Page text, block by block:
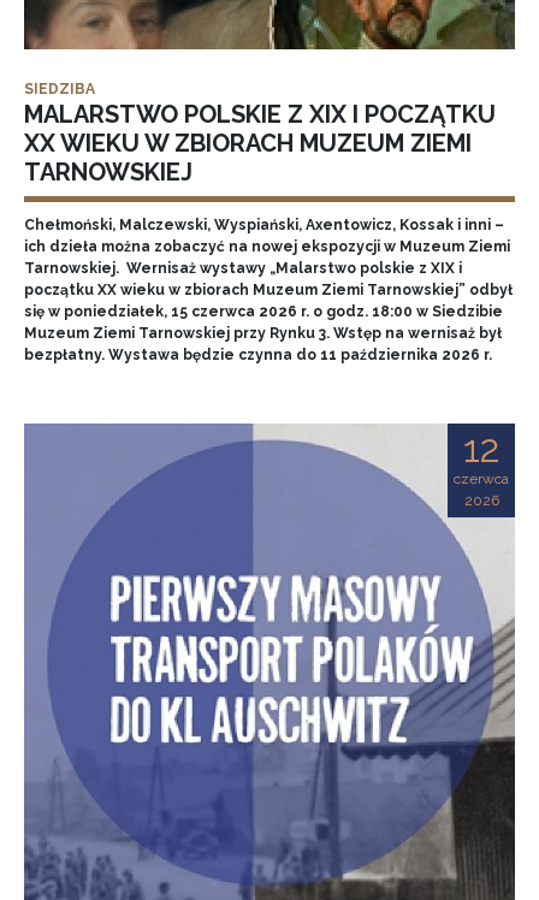
SIEDZIBA
MALARSTWO POLSKIE Z XIX I POCZĄTKU
XX WIEKU W ZBIORACH MUZEUM ZIEMI
TARNOWSKIEJ
Chełmoński, Malczewski, Wyspiański, Axentowicz, Kossak i inni –
ich dzieła można zobaczyć na nowej ekspozycji w Muzeum Ziemi
Tarnowskiej. Wernisaż wystawy „Malarstwo polskie z XIX i
początku XX wieku w zbiorach Muzeum Ziemi Tarnowskiej” odbył
się w poniedziałek, 15 czerwca 2026 r. o godz. 18:00 w Siedzibie
Muzeum Ziemi Tarnowskiej przy Rynku 3. Wstęp na wernisaż był
bezpłatny. Wystawa będzie czynna do 11 października 2026 r.
12
czerwca
2026